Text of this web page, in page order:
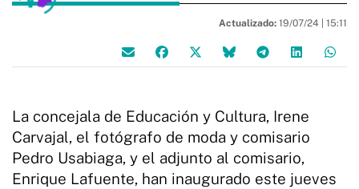
Actualizado: 19/07/24 | 15:11
La concejala de Educación y Cultura, Irene
Carvajal, el fotógrafo de moda y comisario
Pedro Usabiaga, y el adjunto al comisario,
Enrique Lafuente, han inaugurado este jueves